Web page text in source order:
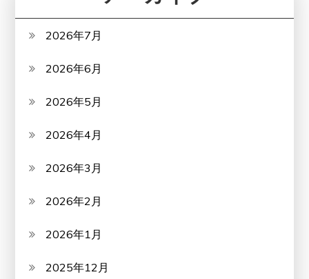
2026年7月
2026年6月
2026年5月
2026年4月
2026年3月
2026年2月
2026年1月
2025年12月